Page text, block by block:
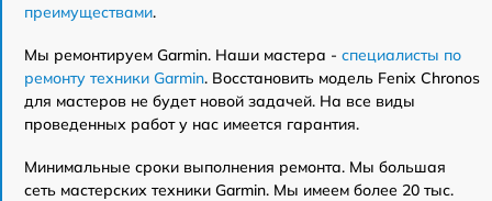
преимуществами.
Мы ремонтируем Garmin. Наши мастера - специалисты по
ремонту техники Garmin. Восстановить модель Fenix Chronos
для мастеров не будет новой задачей. На все виды
проведенных работ у нас имеется гарантия.
Минимальные сроки выполнения ремонта. Мы большая
сеть мастерских техники Garmin. Мы имеем более 20 тыс.